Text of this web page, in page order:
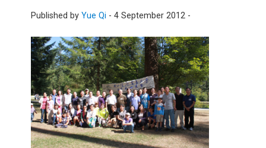
Published by Yue Qi - 4 September 2012 -